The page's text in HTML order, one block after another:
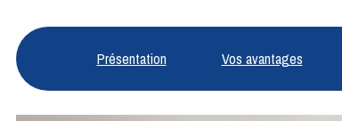
Présentation Vos avantages